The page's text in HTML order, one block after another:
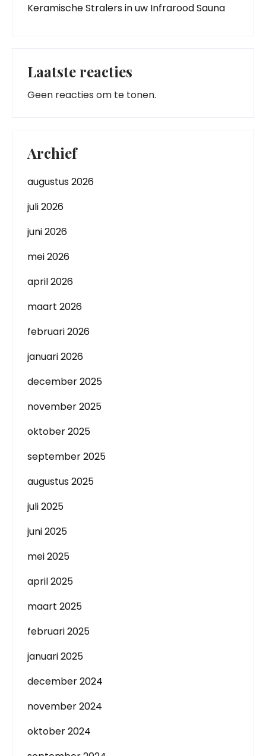
Keramische Stralers in uw Infrarood Sauna
Laatste reacties
Geen reacties om te tonen.
Archief
augustus 2026
juli 2026
juni 2026
mei 2026
april 2026
maart 2026
februari 2026
januari 2026
december 2025
november 2025
oktober 2025
september 2025
augustus 2025
juli 2025
juni 2025
mei 2025
april 2025
maart 2025
februari 2025
januari 2025
december 2024
november 2024
oktober 2024